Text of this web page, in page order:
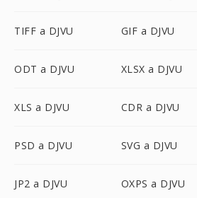
TIFF a DJVU GIF a DJVU
ODT a DJVU XLSX a DJVU
XLS a DJVU CDR a DJVU
PSD a DJVU SVG a DJVU
JP2 a DJVU OXPS a DJVU